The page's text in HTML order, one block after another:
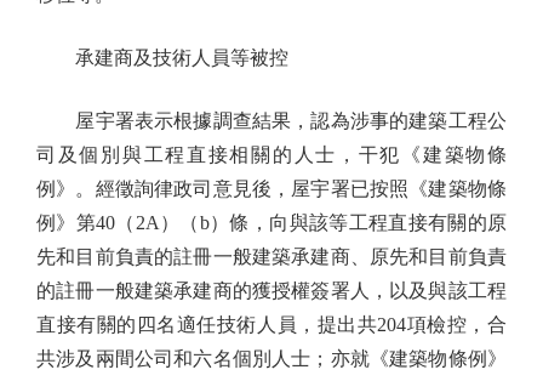
承建商及技術人員等被控
屋宇署表示根據調查結果，認為涉事的建築工程公
司及個別與工程直接相關的人士，干犯《建築物條
例》。經徵詢律政司意見後，屋宇署已按照《建築物條
例》第40（2A）（b）條，向與該等工程直接有關的原
先和目前負責的註冊一般建築承建商、原先和目前負責
的註冊一般建築承建商的獲授權簽署人，以及與該工程
直接有關的四名適任技術人員，提出共204項檢控，合
共涉及兩間公司和六名個別人士；亦就《建築物條例》